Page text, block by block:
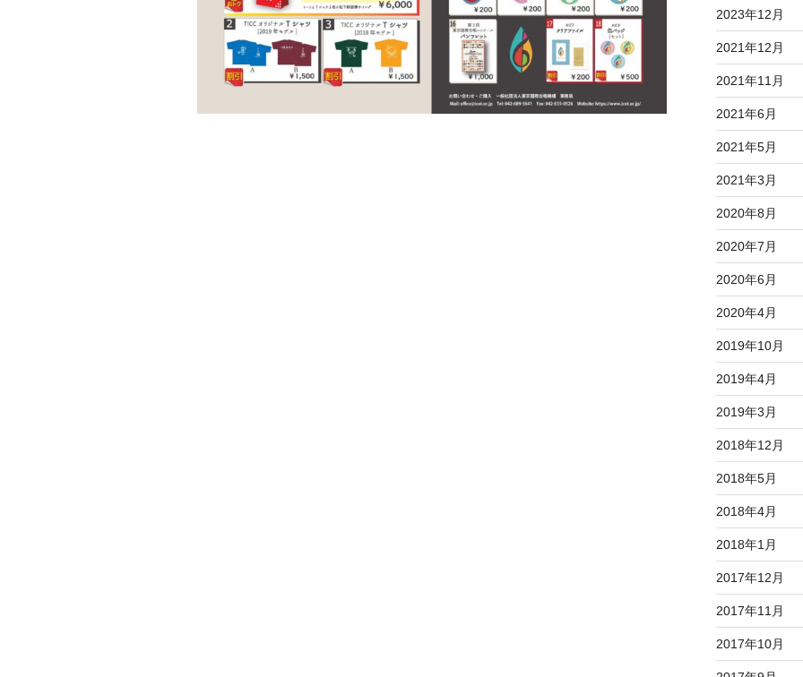
2023年12月
2021年12月
2021年11月
2021年6月
2021年5月
2021年3月
2020年8月
2020年7月
2020年6月
2020年4月
2019年10月
2019年4月
2019年3月
2018年12月
2018年5月
2018年4月
2018年1月
2017年12月
2017年11月
2017年10月